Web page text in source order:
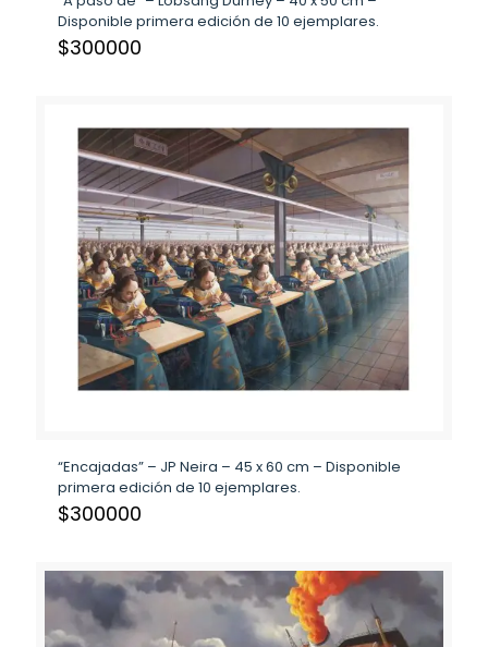
Disponible primera edición de 10 ejemplares.
$300000
“Encajadas” – JP Neira – 45 x 60 cm – Disponible
primera edición de 10 ejemplares.
$300000